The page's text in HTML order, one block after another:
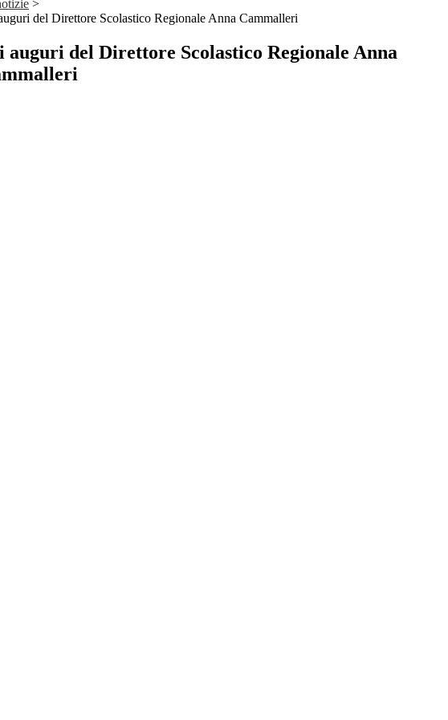
>
del Direttore Scolastico Regionale Anna Cammalleri
auguri del Direttore Scolastico Regionale Anna